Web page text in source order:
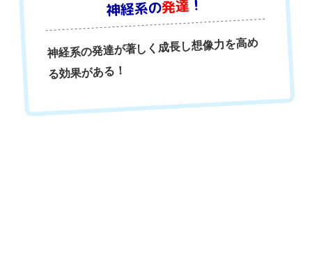
神経系の発達 ！
神経系の発達が著しく成長し想像力を高め
る効果がある！